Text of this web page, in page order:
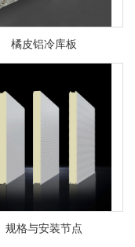
橘皮铝冷库板
规格与安装节点